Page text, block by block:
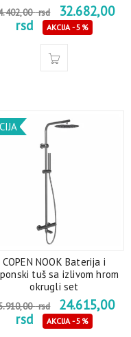
rsd
32.682,00
rsd
AKCIJA - 5%
COPEN NOOK Baterija i
tuš sa izlivom hrom
okrugli set
rsd
24.615,00
rsd
AKCIJA - 5%